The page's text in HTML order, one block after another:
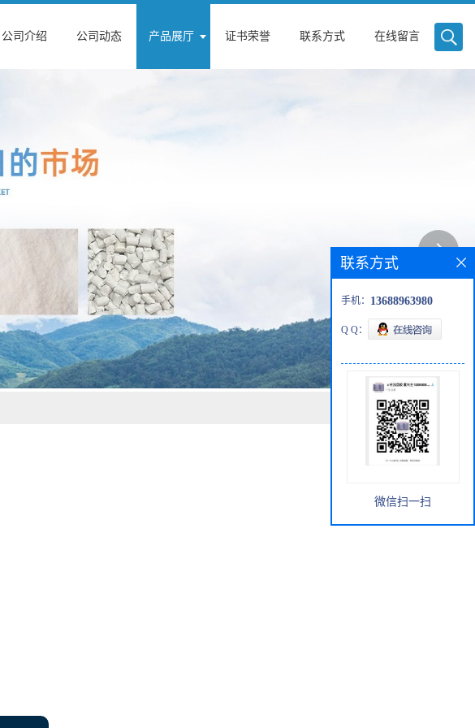
公司介绍 公司动态 产品展厅 证书荣誉 联系方式 在线留言
联系方式
手机： 13688963980
Q Q：
微信扫一扫